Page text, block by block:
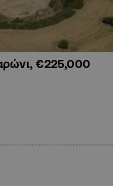
€225,000